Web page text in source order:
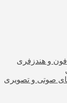
و هندزفری
صوتی و تصویری